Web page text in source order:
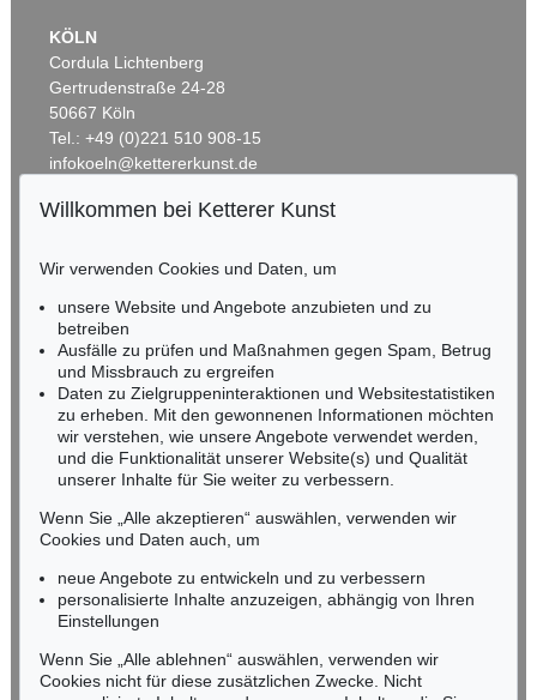
Auktion 520 - Lot 383
Dibon
Ergebnis:€ 200.000
Auktion 401 - Lot 231
EMIL SCHUMACHER
Morab, 1982
Ergebnis:€ 176.900
KÖLN
Cordula Lichtenberg
Gertrudenstraße 24-28
50667 Köln
Tel.: +49 (0)221 510 908-15
infokoeln@kettererkunst.de
RHEINLAND-PFALZ
Miriam Heß
Tel.: +49 (0)62 21 58 80-038
Fax: +49 (0)62 21 58 80-595
infoheidelberg@kettererkunst.de
NORDDEUTSCHLAND
Nico Kassel, M.A.
Tel.: +49 (0)89 55244-164
Mobil: +49 (0)171 8618661
n.kassel@kettererkunst.de
Keine Auktion mehr verpassen!
Wir informieren Sie rechtzeitig.
Willkommen bei Ketterer Kunst
Wir verwenden Cookies und Daten, um
unsere Website und Angebote anzubieten und zu
betreiben
Ausfälle zu prüfen und Maßnahmen gegen Spam, Betrug
und Missbrauch zu ergreifen
Daten zu Zielgruppeninteraktionen und Websitestatistiken
zu erheben. Mit den gewonnenen Informationen möchten
wir verstehen, wie unsere Angebote verwendet werden,
und die Funktionalität unserer Website(s) und Qualität
unserer Inhalte für Sie weiter zu verbessern.
Wenn Sie „Alle akzeptieren“ auswählen, verwenden wir
Cookies und Daten auch, um
neue Angebote zu entwickeln und zu verbessern
personalisierte Inhalte anzuzeigen, abhängig von Ihren
Einstellungen
Wenn Sie „Alle ablehnen“ auswählen, verwenden wir
Cookies nicht für diese zusätzlichen Zwecke. Nicht